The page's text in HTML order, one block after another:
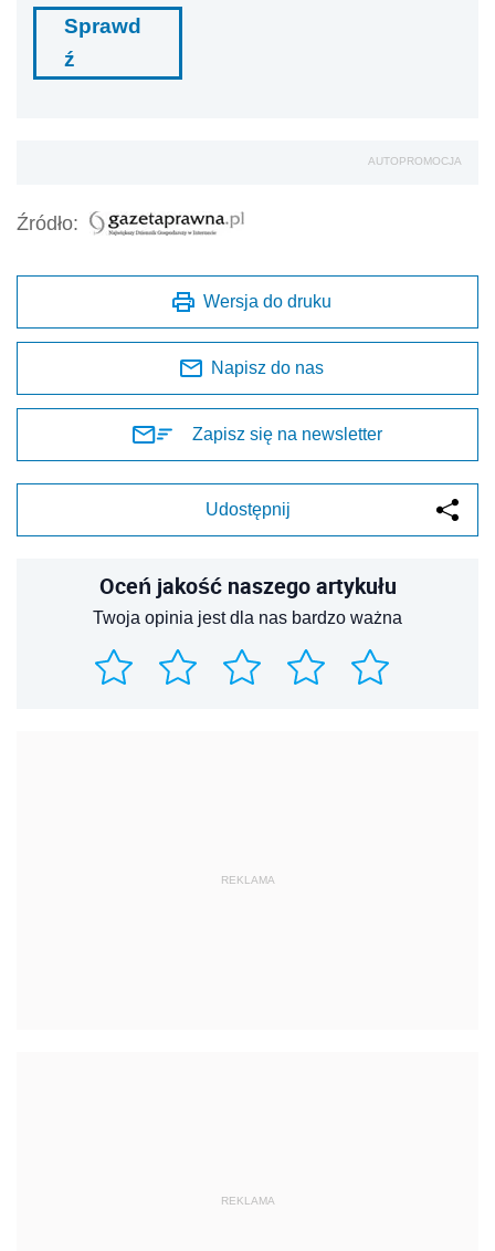
Sprawd
ź
AUTOPROMOCJA
Źródło:
Wersja do druku
Napisz do nas
Zapisz się na newsletter
Udostępnij
Oceń jakość naszego artykułu
Twoja opinia jest dla nas bardzo ważna
REKLAMA
REKLAMA